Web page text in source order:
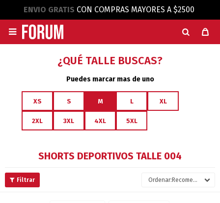
ENVIO GRATIS CON COMPRAS MAYORES A $2500

¿QUÉ TALLE BUSCAS?
Puedes marcar mas de uno
XS S M L XL
2XL 3XL 4XL 5XL
SHORTS DEPORTIVOS TALLE 004
Recomendados